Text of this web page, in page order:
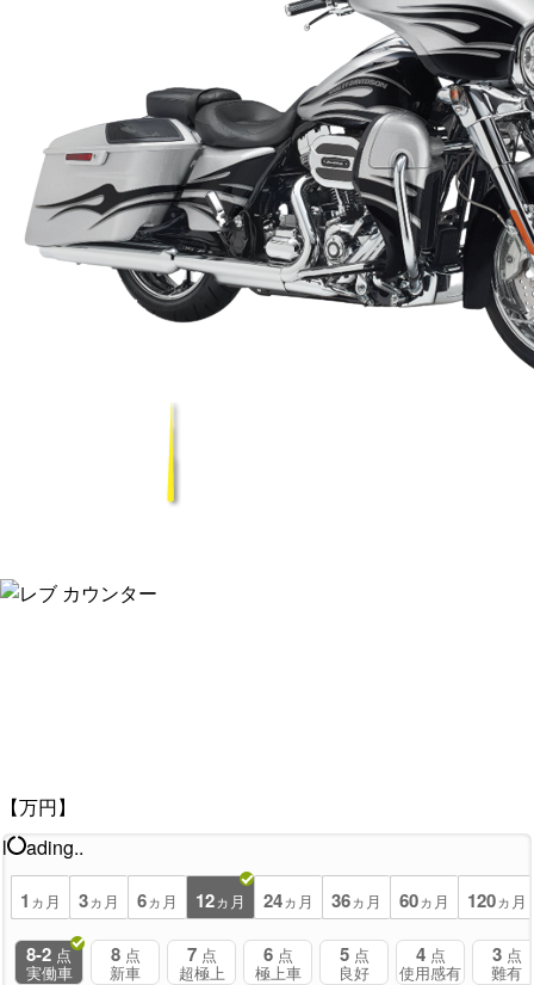
【万円】
l
ading..
1 ヵ月 3ヵ月 6ヵ月 12ヵ月 24ヵ月 36ヵ月 60ヵ月 120ヵ月
8-2 点
実働車
8 点
新車
7 点
超極上
6 点
極上車
5 点
良好
4 点
使用感有
3 点
難有